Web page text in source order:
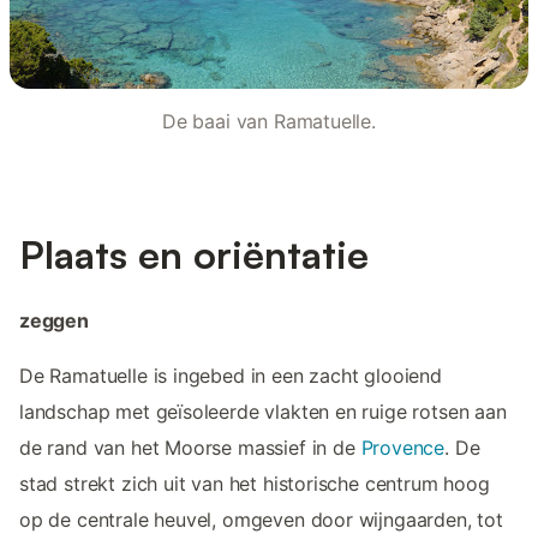
De baai van Ramatuelle.
Plaats en oriëntatie
zeggen
De Ramatuelle is ingebed in een zacht glooiend
landschap met geïsoleerde vlakten en ruige rotsen aan
de rand van het Moorse massief in de Provence. De
stad strekt zich uit van het historische centrum hoog
op de centrale heuvel, omgeven door wijngaarden, tot